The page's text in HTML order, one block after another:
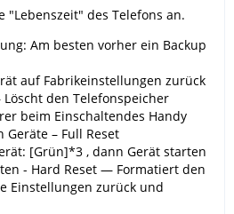
"Lebenszeit" des Telefons an.
Am besten vorher ein Backup
auf Fabrikeinstellungen zurück
den Telefonspeicher
beim Einschaltendes Handy
– Full Reset
[Grün]*3 , dann Gerät starten
- Hard Reset — Formatiert den
Einstellungen zurück und